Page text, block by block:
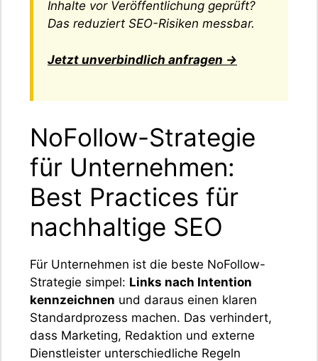
Inhalte vor Veröffentlichung geprüft?
Das reduziert SEO-Risiken messbar.
Jetzt unverbindlich anfragen →
NoFollow-Strategie
für Unternehmen:
Best Practices für
nachhaltige SEO
Für Unternehmen ist die beste NoFollow-
Strategie simpel: Links nach Intention
kennzeichnen und daraus einen klaren
Standardprozess machen. Das verhindert,
dass Marketing, Redaktion und externe
Dienstleister unterschiedliche Regeln